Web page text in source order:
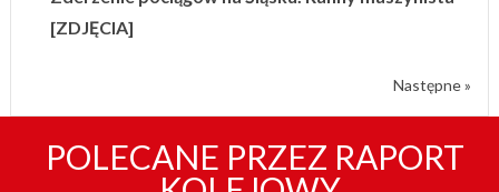
[ZDJĘCIA]
Następne »
POLECANE PRZEZ RAPORT